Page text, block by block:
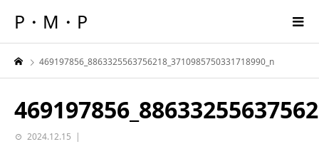
P・M・P
469197856_8863325563756218_3710985750331718990_n
2024.12.15